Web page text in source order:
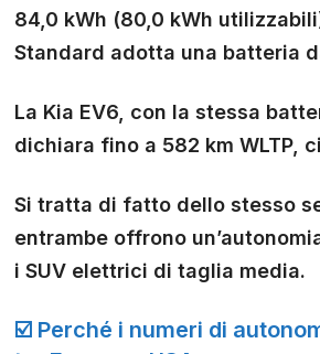
84,0 kWh (80,0 kWh
Standard adotta una batteria
La Kia EV6, con la stessa
dichiara fino a 582 km WLTP,
Si tratta di fatto dello stesso
entrambe offrono
i SUV elettrici di taglia media.
☑️ Perché i numeri di